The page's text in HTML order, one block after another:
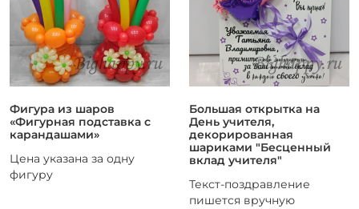
Фигура из шаров
«Фигурная подставка с
карандашами»
Цена указана за одну
фигуру
Большая открытка на
День учителя,
декорированная
шариками "Бесценный
вклад учителя"
Текст-поздравление
пишется вручную